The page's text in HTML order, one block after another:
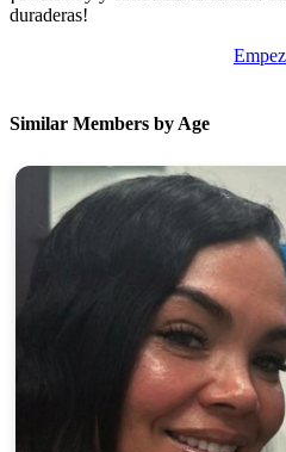
duraderas!
Similar Members by Age